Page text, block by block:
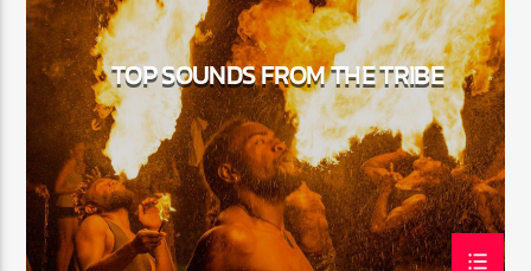
TITLE
ARTIST
CURRENT SHOW
CLUB NIGHT
3:00 AM 7:00 AM
TOP SOUNDS FROM THE TRIBE